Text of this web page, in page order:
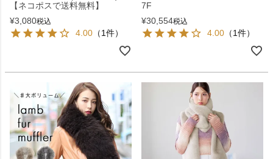
【ネコポスで送料無料】
¥3,080税込
4.00 （1件）
7F
¥30,554税込
4.00 （1件）